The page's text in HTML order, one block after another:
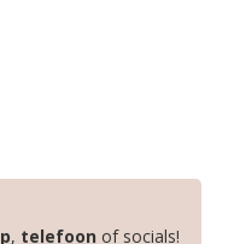
, telefoon of socials!